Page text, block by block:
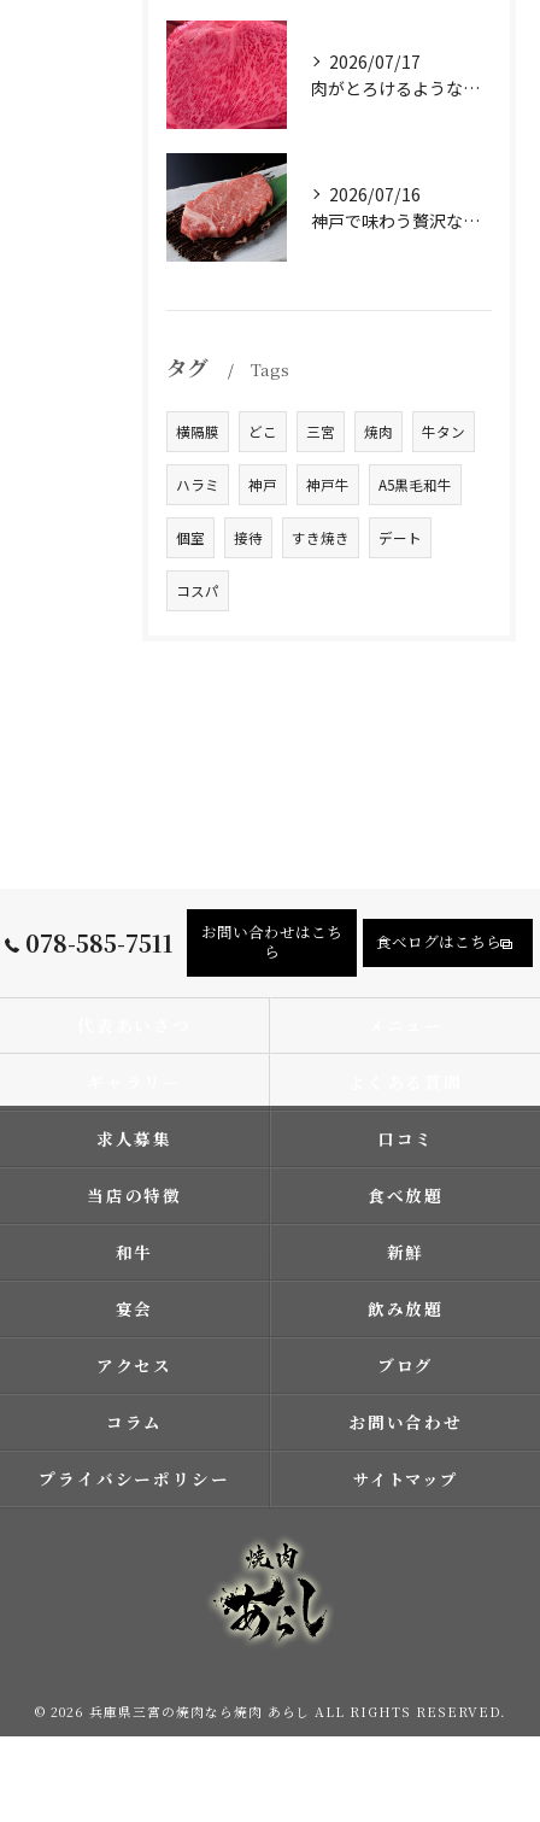
2026/07/17
肉がとろけるような味わいを体験したことはありますか？
2026/07/16
神戸で味わう贅沢なひとときを。
タグ Tags
横隔膜 どこ 三宮 焼肉 牛タン
ハラミ 神戸 神戸牛 A5黒毛和牛
個室 接待 すき焼き デート
コスパ
078-585-7511
お問い合わせはこち
ら
食べログはこちら
求人募集 口コミ
当店の特徴 食べ放題
和牛 新鮮
宴会 飲み放題
アクセス ブログ
コラム お問い合わせ
プライバシーポリシー サイトマップ
© 2026 兵庫県三宮の焼肉なら焼肉 あらし ALL RIGHTS RESERVED.